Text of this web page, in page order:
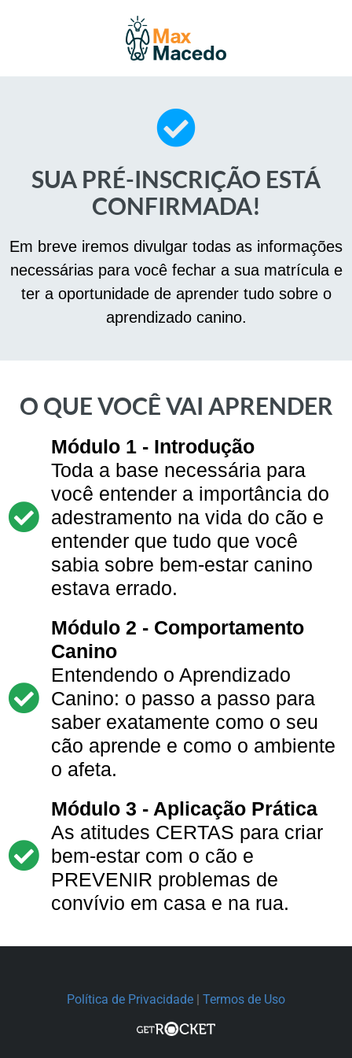
SUA PRÉ-INSCRIÇÃO ESTÁ
CONFIRMADA!
Em breve iremos divulgar todas as informações
necessárias para você fechar a sua matrícula e
ter a oportunidade de aprender tudo sobre o
aprendizado canino.
O QUE VOCÊ VAI APRENDER
Módulo 1 - Introdução
Toda a base necessária para
você entender a importância do
adestramento na vida do cão e
entender que tudo que você
sabia sobre bem-estar canino
estava errado.
Módulo 2 - Comportamento
Canino
Entendendo o Aprendizado
Canino: o passo a passo para
saber exatamente como o seu
cão aprende e como o ambiente
o afeta.
Módulo 3 - Aplicação Prática
As atitudes CERTAS para criar
bem-estar com o cão e
PREVENIR problemas de
convívio em casa e na rua.
Política de Privacidade | Termos de Uso